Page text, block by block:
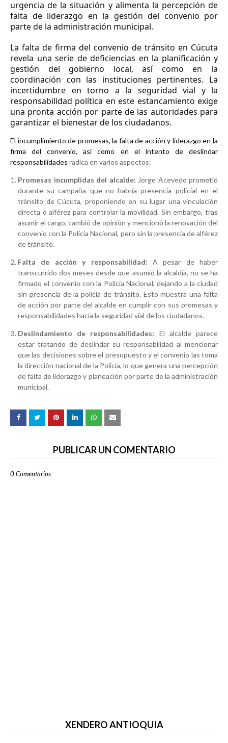
urgencia de la situación y alimenta la percepción de
falta de liderazgo en la gestión del convenio por
parte de la administración municipal.
La falta de firma del convenio de tránsito en Cúcuta
revela una serie de deficiencias en la planificación y
gestión del gobierno local, así como en la
coordinación con las instituciones pertinentes. La
incertidumbre en torno a la seguridad vial y la
responsabilidad política en este estancamiento exige
una pronta acción por parte de las autoridades para
garantizar el bienestar de los ciudadanos.
El incumplimiento de promesas, la falta de acción y liderazgo en la
firma del convenio, así como en el intento de deslindar
responsabilidades radica en varios aspectos:
Promesas incumplidas del alcalde: Jorge Acevedo prometió
durante su campaña que no habría presencia policial en el
tránsito de Cúcuta, proponiendo en su lugar una vinculación
directa o alférez para controlar la movilidad. Sin embargo, tras
asumir el cargo, cambió de opinión y mencionó la renovación del
convenio con la Policía Nacional, pero sin la presencia de alférez
de tránsito.
Falta de acción y responsabilidad: A pesar de haber
transcurrido dos meses desde que asumió la alcaldía, no se ha
firmado el convenio con la Policía Nacional, dejando a la ciudad
sin presencia de la policía de tránsito. Esto muestra una falta
de acción por parte del alcalde en cumplir con sus promesas y
responsabilidades hacia la seguridad vial de los ciudadanos.
Deslindamiento de responsabilidades: El alcalde parece
estar tratando de deslindar su responsabilidad al mencionar
que las decisiones sobre el presupuesto y el convenio las toma
la dirección nacional de la Policía, lo que genera una percepción
de falta de liderazgo y planeación por parte de la administración
municipal.
PUBLICAR UN COMENTARIO
0 Comentarios
XENDERO ANTIOQUIA